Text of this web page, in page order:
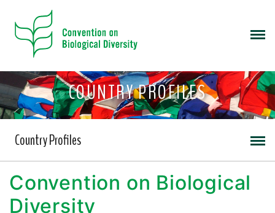
COUNTRY PROFILES
Country Profiles
Convention on Biological
Diversity